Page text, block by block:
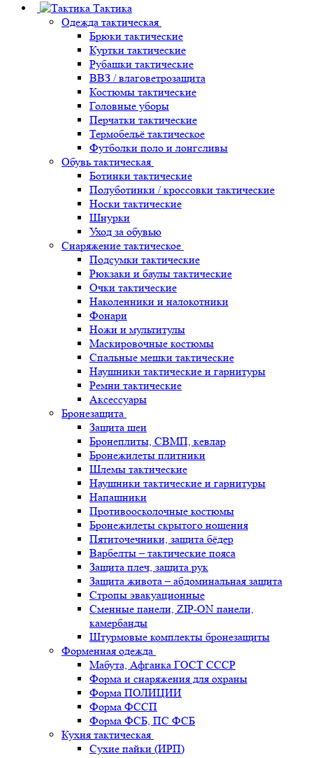
Тактика
Одежда тактическая
Брюки тактические
Куртки тактические
Рубашки тактические
ВВЗ / влаговетрозащита
Костюмы тактические
Головные уборы
Перчатки тактические
Термобельё тактическое
Футболки поло и лонгсливы
Обувь тактическая
Ботинки тактические
Полуботинки / кроссовки тактические
Носки тактические
Шнурки
Уход за обувью
Снаряжение тактическое
Подсумки тактические
Рюкзаки и баулы тактические
Очки тактические
Наколенники и налокотники
Фонари
Ножи и мультитулы
Маскировочные костюмы
Спальные мешки тактические
Наушники тактические и гарнитуры
Ремни тактические
Аксессуары
Бронезащита
Защита шеи
Бронеплиты, СВМП, кевлар
Бронежилеты плитники
Шлемы тактические
Наушники тактические и гарнитуры
Напашники
Противоосколочные костюмы
Бронежилеты скрытого ношения
Пятиточечники, защита бёдер
Варбелты – тактические пояса
Защита плеч, защита рук
Защита живота – абдоминальная защита
Стропы эвакуационные
Сменные панели, ZIP-ON панели,
камербанды
Штурмовые комплекты бронезащиты
Форменная одежда
Мабута, Афганка ГОСТ СССР
Форма и снаряжения для охраны
Форма ПОЛИЦИИ
Форма ФССП
Форма ФСБ, ПС ФСБ
Кухня тактическая
Сухие пайки (ИРП)